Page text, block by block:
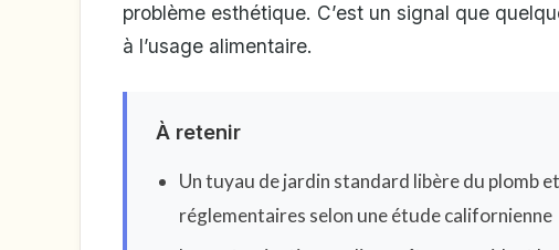
problème esthétique. C’est un signal que
à l’usage alimentaire.
À retenir
Un tuyau de jardin standard libère du plomb
réglementaires selon une étude californienne